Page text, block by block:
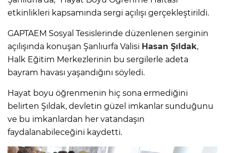
etkinlikleri kapsamında sergi açılışı gerçekleştirildi.
GAPTAEM Sosyal Tesislerinde düzenlenen serginin
açılışında konuşan Şanlıurfa Valisi Hasan Şıldak,
Halk Eğitim Merkezlerinin bu sergilerle adeta
bayram havası yaşandığını söyledi.
Hayat boyu öğrenmenin hiç sona ermediğini
belirten Şıldak, devletin güzel imkanlar sunduğunu
ve bu imkanlardan her vatandaşın
faydalanabileceğini kaydetti.